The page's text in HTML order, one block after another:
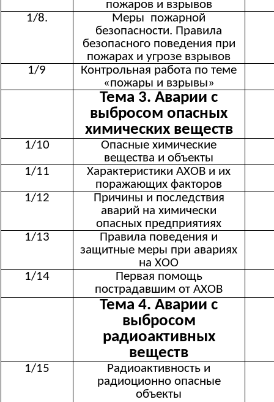
пожаров и взрывов
1/8.
Меры пожарной
безопасности. Правила
безопасного поведения при
пожарах и угрозе взрывов
1/9
Контрольная работа по теме
«пожары и взрывы»
Тема 3. Аварии с
выбросом опасных
химических веществ
1/10
Опасные химические
вещества и объекты
1/11
Характеристики АХОВ и их
поражающих факторов
1/12
Причины и последствия
аварий на химически
опасных предприятиях
1/13
Правила поведения и
защитные меры при авариях
на ХОО
1/14
Первая помощь
пострадавшим от АХОВ
Тема 4. Аварии с
выбросом
радиоактивных
веществ
1/15
Радиоактивность и
радиоционно опасные
объекты